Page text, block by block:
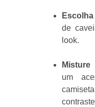
de
look.
um